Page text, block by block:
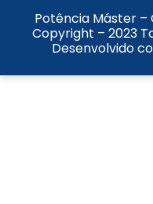
Potência Máster –
Copyright – 2023
Desenvolvido